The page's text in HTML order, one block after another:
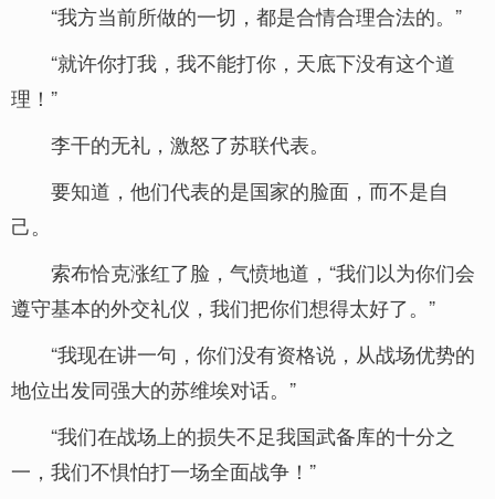
“我方当前所做的一切，都是合情合理合法的。”
“就许你打我，我不能打你，天底下没有这个道
理！”
李干的无礼，激怒了苏联代表。
要知道，他们代表的是国家的脸面，而不是自
己。
索布恰克涨红了脸，气愤地道，“我们以为你们会
遵守基本的外交礼仪，我们把你们想得太好了。”
“我现在讲一句，你们没有资格说，从战场优势的
地位出发同强大的苏维埃对话。”
“我们在战场上的损失不足我国武备库的十分之
一，我们不惧怕打一场全面战争！”